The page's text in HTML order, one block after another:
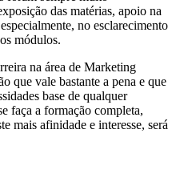
das matérias, apoio na
no esclarecimento
módulos.
na área de Marketing
que vale bastante a pena e que
base de qualquer
faça a formação completa,
mais afinidade e interesse, será